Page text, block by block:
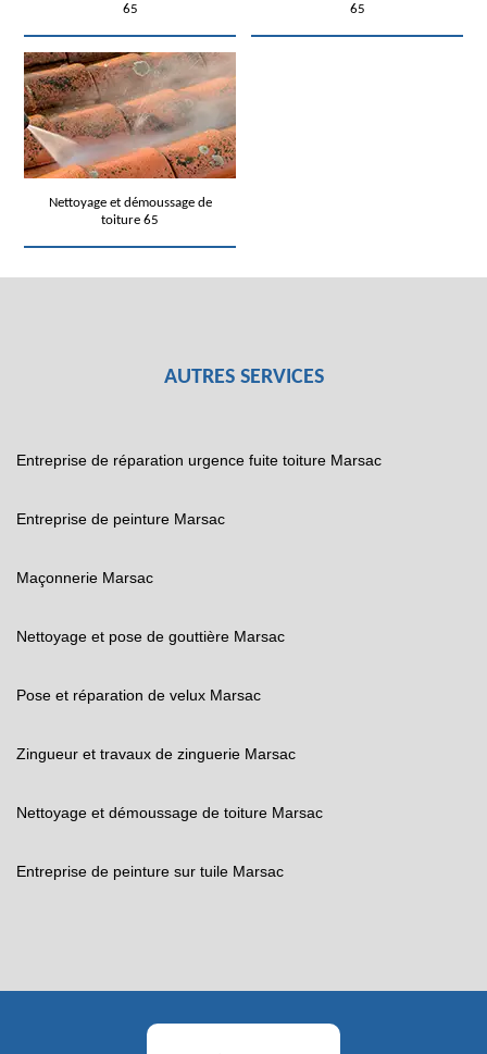
65
65
Nettoyage et démoussage de
toiture 65
AUTRES SERVICES
Entreprise de réparation urgence fuite toiture Marsac
Entreprise de peinture Marsac
Maçonnerie Marsac
Nettoyage et pose de gouttière Marsac
Pose et réparation de velux Marsac
Zingueur et travaux de zinguerie Marsac
Nettoyage et démoussage de toiture Marsac
Entreprise de peinture sur tuile Marsac